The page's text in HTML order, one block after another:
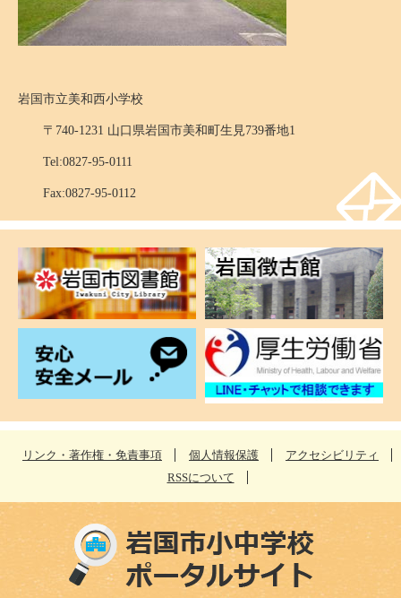
岩国市立美和西小学校
〒740-1231 山口県岩国市美和町生見739番地1
Tel:0827-95-0111
Fax:0827-95-0112
リンク・著作権・免責事項 個人情報保護
アクセシビリティ
RSSについて